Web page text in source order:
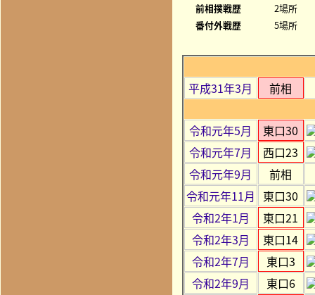
前相撲戦歴
2場所
番付外戦歴
5場所
平成31年3月 前相
令和元年5月
東口30
令和元年7月
西口23
令和元年9月
前相
令和元年11月 東口30
令和2年1月
東口21
令和2年3月
東口14
令和2年7月
東口3
令和2年9月
東口6